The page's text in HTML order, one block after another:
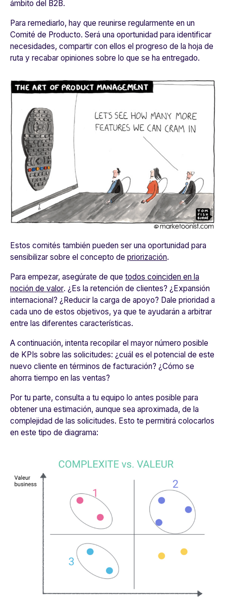
ámbito del B2B.
Para remediarlo, hay que reunirse regularmente en un
Comité de Producto. Será una oportunidad para identificar
necesidades, compartir con ellos el progreso de la hoja de
ruta y recabar opiniones sobre lo que se ha entregado.
Estos comités también pueden ser una oportunidad para
sensibilizar sobre el concepto de priorización.
Para empezar, asegúrate de que todos coinciden en la
noción de valor. ¿Es la retención de clientes? ¿Expansión
internacional? ¿Reducir la carga de apoyo? Dale prioridad a
cada uno de estos objetivos, ya que te ayudarán a arbitrar
entre las diferentes características.
A continuación, intenta recopilar el mayor número posible
de KPIs sobre las solicitudes: ¿cuál es el potencial de este
nuevo cliente en términos de facturación? ¿Cómo se
ahorra tiempo en las ventas?
Por tu parte, consulta a tu equipo lo antes posible para
obtener una estimación, aunque sea aproximada, de la
complejidad de las solicitudes. Esto te permitirá colocarlos
en este tipo de diagrama: